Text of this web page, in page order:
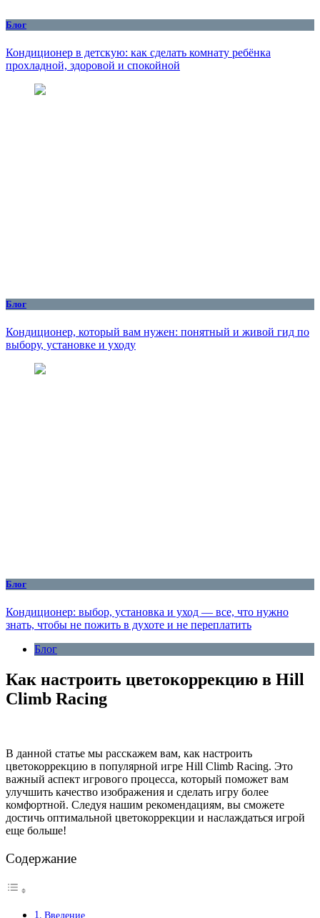
Блог
Кондиционер в детскую: как сделать комнату ребёнка
прохладной, здоровой и спокойной
Блог
Кондиционер, который вам нужен: понятный и живой гид по
выбору, установке и уходу
Блог
Кондиционер: выбор, установка и уход — все, что нужно
знать, чтобы не пожить в духоте и не переплатить
Блог
Как настроить цветокоррекцию в Hill
Climb Racing
В данной статье мы расскажем вам, как настроить
цветокоррекцию в популярной игре Hill Climb Racing. Это
важный аспект игрового процесса, который поможет вам
улучшить качество изображения и сделать игру более
комфортной. Следуя нашим рекомендациям, вы сможете
достичь оптимальной цветокоррекции и наслаждаться игрой
еще больше!
Содержание
Введение